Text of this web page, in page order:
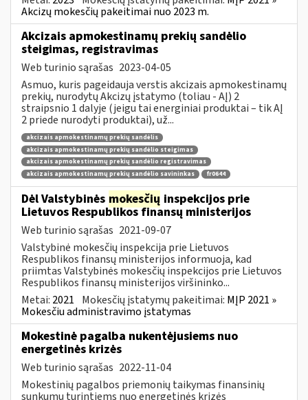
Akcizų mokesčių pakeitimai nuo 2023 m.
Akcizais apmokestinamų prekių sandėlio
steigimas, registravimas
Web turinio sąrašas 2023-04-05
Asmuo, kuris pageidauja verstis akcizais apmokestinamų
prekių, nurodytų Akcizų įstatymo (toliau - AĮ) 2
straipsnio 1 dalyje (jeigu tai energiniai produktai – tik AĮ
2 priede nurodyti produktai), už...
akcizais apmokestinamų prekių sandėlis
akcizais apmokestinamų prekių sandėlio steigimas
akcizais apmokestinamų prekių sandėlio registravimas
akcizais apmokestinamų prekių sandėlio savininkas
fr0644
Dėl Valstybinės mokesčių inspekcijos prie
Lietuvos Respublikos finansų ministerijos
Web turinio sąrašas 2021-09-07
Valstybinė mokesčių inspekcija prie Lietuvos
Respublikos finansų ministerijos informuoja, kad
priimtas Valstybinės mokesčių inspekcijos prie Lietuvos
Respublikos finansų ministerijos viršininko...
Metai: 2021 Mokesčių įstatymų pakeitimai: MĮP 2021 »
Mokesčiu administravimo įstatymas
Mokestinė pagalba nukentėjusiems nuo
energetinės krizės
Web turinio sąrašas 2022-11-04
Mokestinių pagalbos priemonių taikymas finansinių
sunkumų turintiems nuo energetinės krizės